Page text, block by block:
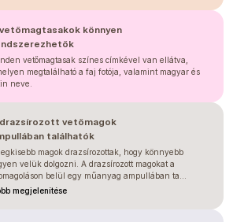
4 - 5 týdnů od výsevu
Pokud přesazení
necháte sazenice přerůst,
narušíte kořenový bal a
způsobit, že z
rostliny se stane zpět
könnyen
vetőmagtasak színes címkével van ellátva,
megtalálható a faj fotója, valamint magyar és
neve.
vetőmagok
találhatók
magok drazsírozottak, hogy könnyebb
velük dolgozni. A drazsírozott magokat a
belül egy műanyag ampullában ta...
megjelenítése